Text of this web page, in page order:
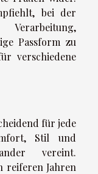
bei der
Passform zu
verschiedene
für jede
Stil und
vereint.
reiferen Jahren